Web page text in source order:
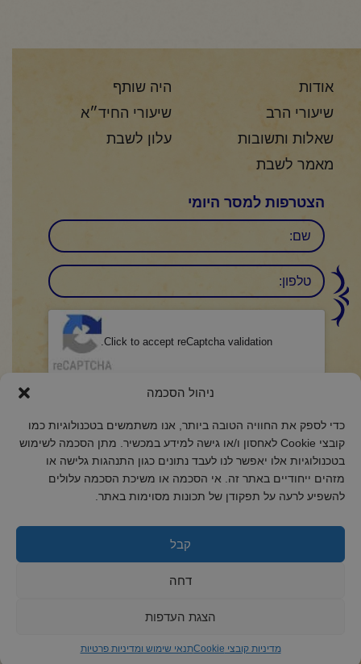
ניהול הסכמה
כדי לספק את החוויה הטובה ביותר, אנו משתמשים בטכנולוגיות כמו
קובצי Cookie לאחסון ו/או גישה למידע במכשיר. מתן הסכמה לשימוש
בטכנולוגיות אלו יאפשר לנו לעבד נתונים כגון התנהגות גלישה או
מזהים ייחודיים באתר זה. אי הסכמה או משיכת הסכמה עלולים
להשפיע לרעה על תפקודן של תכונות מסוימות באתר.
קבל
דחה
הצגת העדפות
מדיניות קובצי Cookie תנאי שימוש ומדיניות פרטיות
אודות
היה שותף
שיעורי הרב
שיעורי החיד״א
שאלות ותשובות
עלון לשבת
מאמר לשבת
הצטרפות למסר היומי
שם
טלפון:
Click to accept reCaptcha validation.
מדיניות קובצי Cookie
ד